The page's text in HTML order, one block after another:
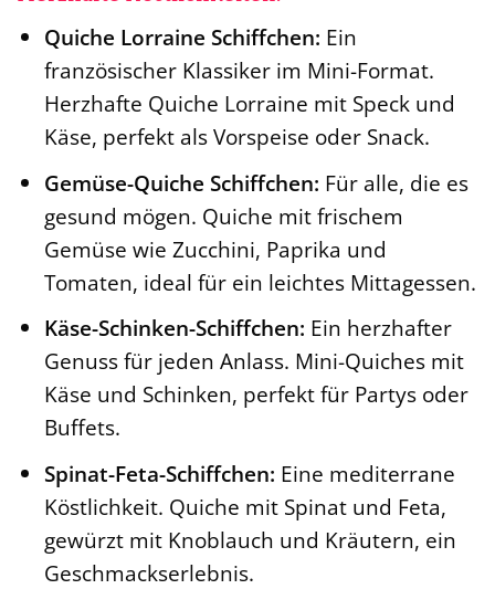
Quiche Lorraine Schiffchen: Ein
französischer Klassiker im Mini-Format.
Herzhafte Quiche Lorraine mit Speck und
Käse, perfekt als Vorspeise oder Snack.
Gemüse-Quiche Schiffchen: Für alle, die es
gesund mögen. Quiche mit frischem
Gemüse wie Zucchini, Paprika und
Tomaten, ideal für ein leichtes Mittagessen.
Käse-Schinken-Schiffchen: Ein herzhafter
Genuss für jeden Anlass. Mini-Quiches mit
Käse und Schinken, perfekt für Partys oder
Buffets.
Spinat-Feta-Schiffchen: Eine mediterrane
Köstlichkeit. Quiche mit Spinat und Feta,
gewürzt mit Knoblauch und Kräutern, ein
Geschmackserlebnis.